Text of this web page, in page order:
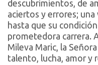
descubrimientos, de
aciertos y errores; una
hasta que su
prometedora carrera.
Mileva Maric, la
talento, lucha, amor y